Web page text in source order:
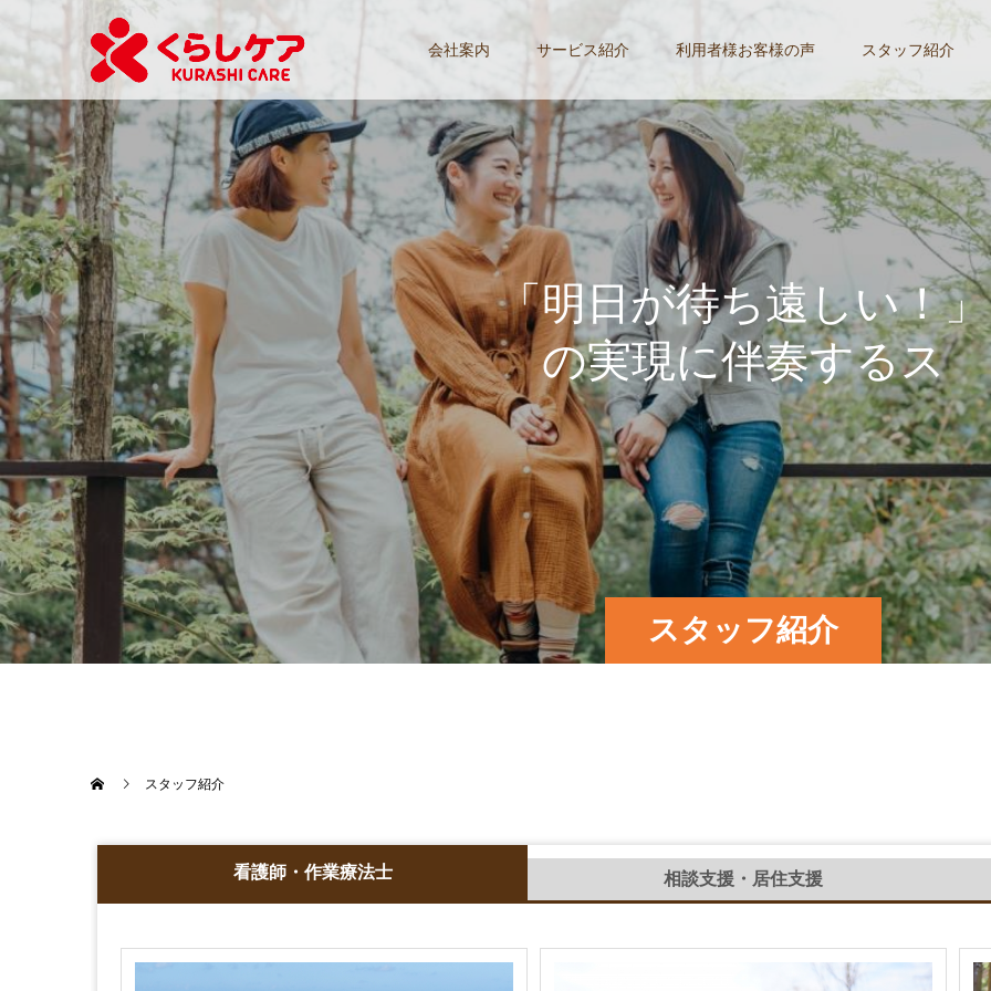
会社案内 サービス紹介 利用者様お客様の声 スタッフ紹介
スタッフ紹介
「明日が待ち遠しい！」
の実現に伴奏するスタッフたちを
スタッフ紹介
看護師・作業療法士 相談支援・居住支援